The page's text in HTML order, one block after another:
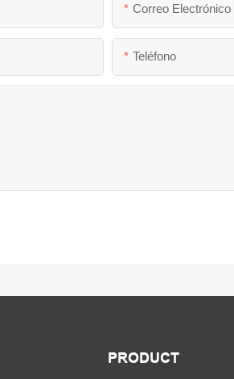
Correo Electrónico
Teléfono
PRODUCT